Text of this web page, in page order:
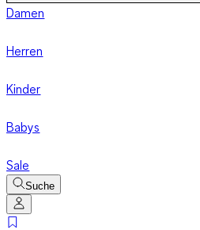
Damen
Herren
Kinder
Babys
Sale
Suche